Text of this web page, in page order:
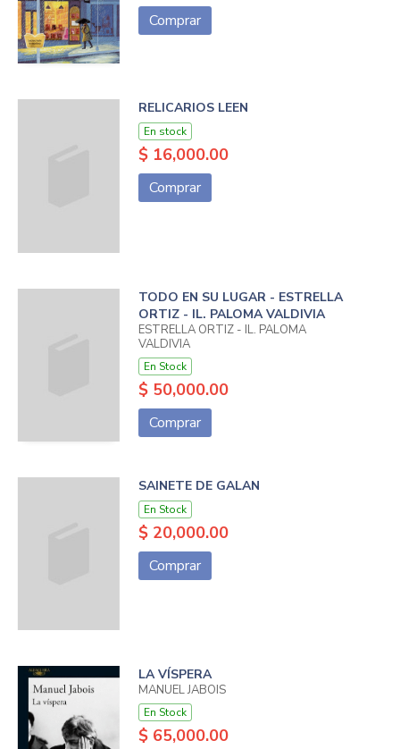
Comprar
RELICARIOS LEEN
En stock
$ 16,000.00
Comprar
TODO EN SU LUGAR - ESTRELLA
ORTIZ - IL. PALOMA VALDIVIA
ESTRELLA ORTIZ - IL. PALOMA
VALDIVIA
En Stock
$ 50,000.00
Comprar
SAINETE DE GALAN
En Stock
$ 20,000.00
Comprar
LA VÍSPERA
MANUEL JABOIS
En Stock
$ 65,000.00